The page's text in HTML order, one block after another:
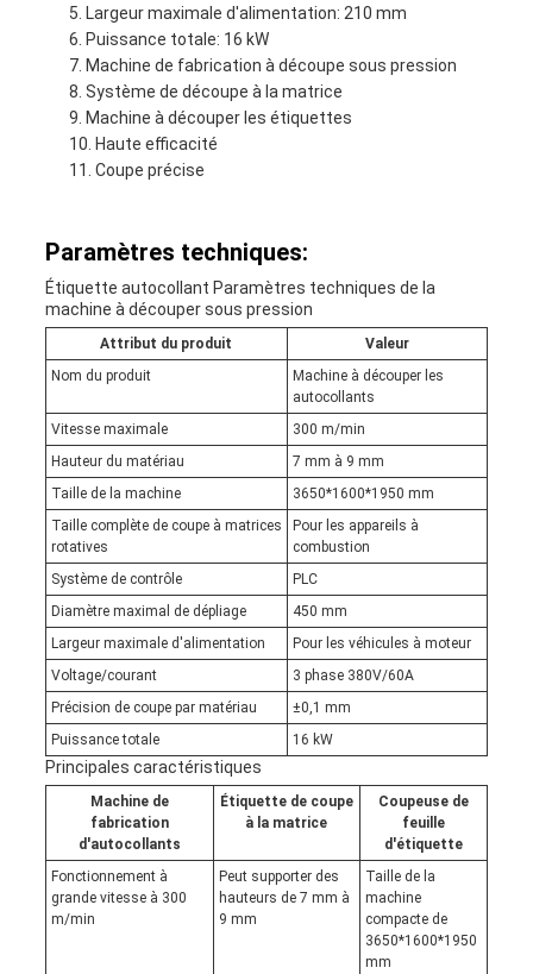
Largeur maximale d'alimentation: 210 mm
Puissance totale: 16 kW
Machine de fabrication à découpe sous pression
Système de découpe à la matrice
Machine à découper les étiquettes
Haute efficacité
Coupe précise
Paramètres techniques:
Étiquette autocollant Paramètres techniques de la
machine à découper sous pression
Attribut du produit
Valeur
Nom du produit
Machine à découper les
autocollants
Vitesse maximale
300 m/min
Hauteur du matériau
7 mm à 9 mm
Taille de la machine
3650*1600*1950 mm
Taille complète de coupe à matrices
rotatives
Pour les appareils à
combustion
Système de contrôle
PLC
Diamètre maximal de dépliage
450 mm
Largeur maximale d'alimentation
Pour les véhicules à moteur
Voltage/courant
3 phase 380V/60A
Précision de coupe par matériau
±0,1 mm
Puissance totale
16 kW
Principales caractéristiques
Machine de
fabrication
d'autocollants
Étiquette de coupe
à la matrice
Coupeuse de
feuille
d'étiquette
Fonctionnement à
grande vitesse à 300
m/min
Peut supporter des
hauteurs de 7 mm à
9 mm
Taille de la
machine
compacte de
3650*1600*1950
mm